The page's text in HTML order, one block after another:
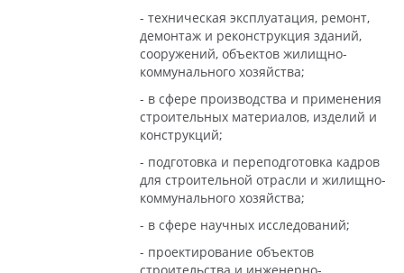
- техническая эксплуатация, ремонт,
демонтаж и реконструкция зданий,
сооружений, объектов жилищно-
коммунального хозяйства;
- в сфере производства и применения
строительных материалов, изделий и
конструкций;
- подготовка и переподготовка кадров
для строительной отрасли и жилищно-
коммунального хозяйства;
- в сфере научных исследований;
- проектирование объектов
строительства и инженерно-